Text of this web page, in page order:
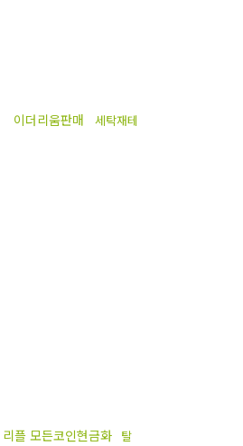
이더리움판매
세탁재테
리플 모든코인현금화 탈